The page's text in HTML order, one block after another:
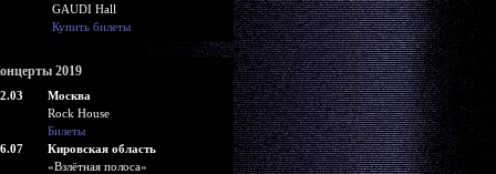
GAUDI Hall
Купить билеты
2019
Москва
Rock House
Билеты
Кировская область
«Взлётная полоса»